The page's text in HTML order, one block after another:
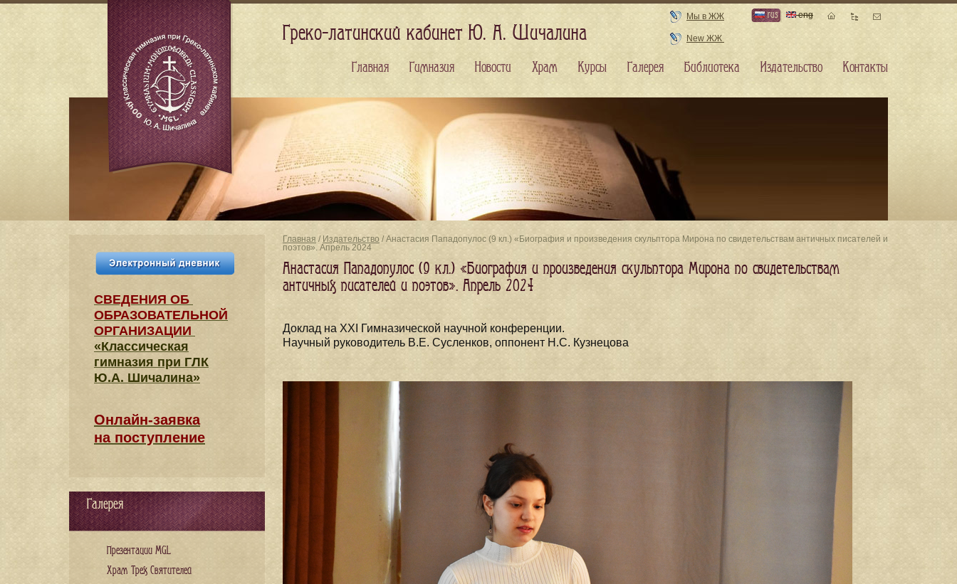
Главная / Издательство / Анастасия Пападопулос (9 кл.) «Биография и произведения скульптора Мирона по свидетельствам античных писателей и
поэтов». Апрель 2024
Анастасия Пападопулос (9 кл.) «Биография и произведения скульптора Мирона по свидетельствам
античных писателей и поэтов». Апрель 2024
Доклад на XXI ​Гимназической научной конференции.
Научный руководитель В.Е. Сусленков, оппонент Н.С. Кузнецова
СВЕДЕНИЯ​ ОБ
ОБРАЗОВАТЕЛЬНОЙ
ОРГАНИЗАЦИИ
«Классическая
гимназия при ГЛК
Ю.А. Шичалина»
Онлайн-заявка
на поступление
Галерея
Презентации MGL
Храм Трех Святителей
Греко-латинский кабинет Ю. А. Шичалина
Мы в ЖЖ
New ЖЖ
rus eng
Главная Гимназия Новости Храм Курсы Галерея Библиотека Издательство Контакты